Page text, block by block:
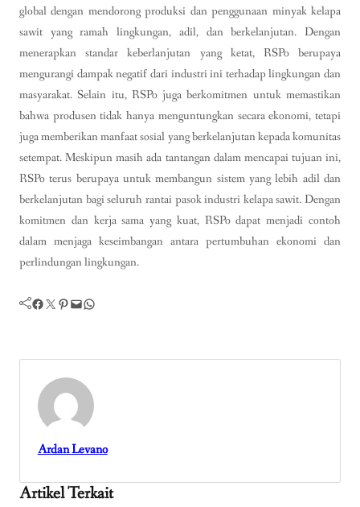
global dengan mendorong produksi dan penggunaan minyak kelapa
sawit yang ramah lingkungan, adil, dan berkelanjutan. Dengan
menerapkan standar keberlanjutan yang ketat, RSPo berupaya
mengurangi dampak negatif dari industri ini terhadap lingkungan dan
masyarakat. Selain itu, RSPo juga berkomitmen untuk memastikan
bahwa produsen tidak hanya menguntungkan secara ekonomi, tetapi
juga memberikan manfaat sosial yang berkelanjutan kepada komunitas
setempat. Meskipun masih ada tantangan dalam mencapai tujuan ini,
RSPo terus berupaya untuk membangun sistem yang lebih adil dan
berkelanjutan bagi seluruh rantai pasok industri kelapa sawit. Dengan
komitmen dan kerja sama yang kuat, RSPo dapat menjadi contoh
dalam menjaga keseimbangan antara pertumbuhan ekonomi dan
perlindungan lingkungan.
Facebook Twitter Pinterest Mail WhatsApp
Ardan Levano
Artikel Terkait